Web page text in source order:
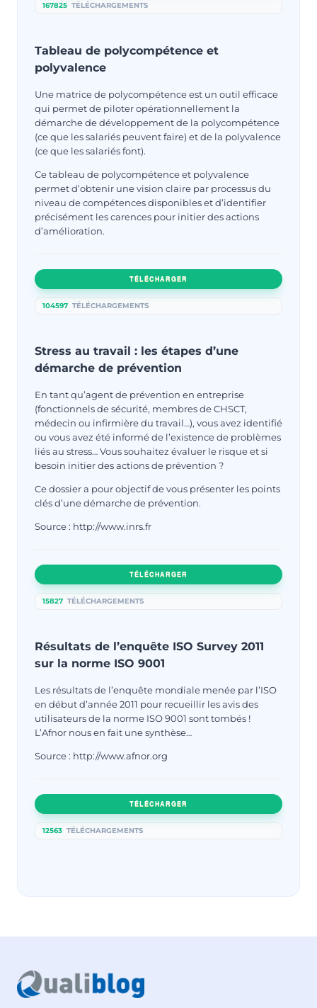
167825 TÉLÉCHARGEMENTS
Tableau de polycompétence et
polyvalence
Une matrice de polycompétence est un outil efficace
qui permet de piloter opérationnellement la
démarche de développement de la polycompétence
(ce que les salariés peuvent faire) et de la polyvalence
(ce que les salariés font).
Ce tableau de polycompétence et polyvalence
permet d’obtenir une vision claire par processus du
niveau de compétences disponibles et d’identifier
précisément les carences pour initier des actions
d’amélioration.
TÉLÉCHARGER
104597 TÉLÉCHARGEMENTS
Stress au travail : les étapes d’une
démarche de prévention
En tant qu’agent de prévention en entreprise
(fonctionnels de sécurité, membres de CHSCT,
médecin ou infirmière du travail…), vous avez identifié
ou vous avez été informé de l’existence de problèmes
liés au stress… Vous souhaitez évaluer le risque et si
besoin initier des actions de prévention ?
Ce dossier a pour objectif de vous présenter les points
clés d’une démarche de prévention.
Source : http://www.inrs.fr
TÉLÉCHARGER
15827 TÉLÉCHARGEMENTS
Résultats de l’enquête ISO Survey 2011
sur la norme ISO 9001
Les résultats de l’enquête mondiale menée par l’ISO
en début d’année 2011 pour recueillir les avis des
utilisateurs de la norme ISO 9001 sont tombés !
L’Afnor nous en fait une synthèse…
Source : http://www.afnor.org
TÉLÉCHARGER
12563 TÉLÉCHARGEMENTS